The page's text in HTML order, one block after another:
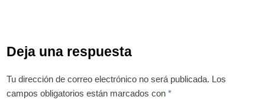
Deja una respuesta
Tu dirección de correo electrónico no será publicada. Los
campos obligatorios están marcados con*